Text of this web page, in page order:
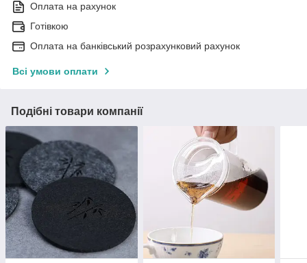
Оплата на рахунок
Готівкою
Оплата на банківський розрахунковий рахунок
Всі умови оплати
Подібні товари компанії